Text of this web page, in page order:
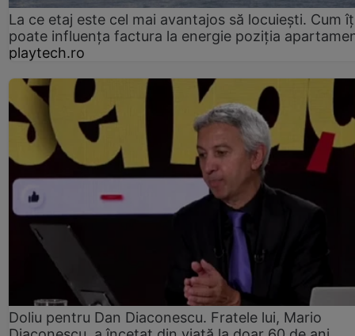
La ce etaj este cel mai avantajos să locuiești. Cum
poate influența factura la energie poziția
playtech.ro
Doliu pentru Dan Diaconescu. Fratele lui, Mario